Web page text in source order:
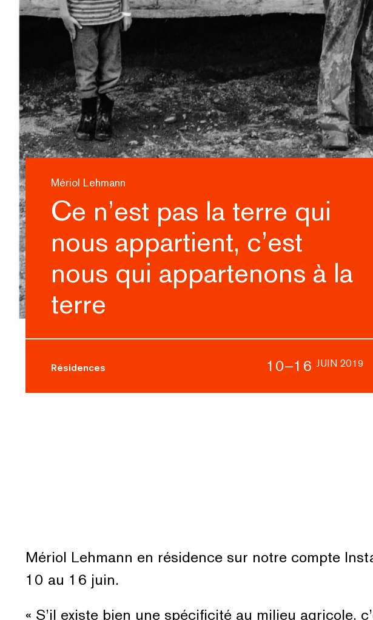
Mériol Lehmann
Ce n’est pas la terre qui
nous appartient, c’est
nous qui appartenons à la
terre
Résidences 10–16 JUIN 2019
Mériol Lehmann en résidence sur notre compte
10 au 16 juin.
« S’il existe bien une spécificité au milieu agricole,